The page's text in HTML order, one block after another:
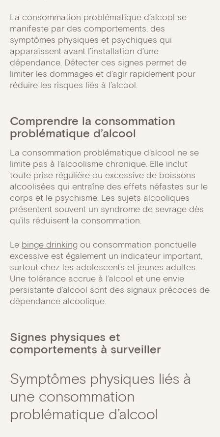
La consommation problématique d’alcool se
manifeste par des comportements, des
symptômes physiques et psychiques qui
apparaissent avant l’installation d’une
dépendance. Détecter ces signes permet de
limiter les dommages et d’agir rapidement pour
réduire les risques liés à l’alcool.
Comprendre la consommation
problématique d’alcool
La consommation problématique d’alcool ne se
limite pas à l’alcoolisme chronique. Elle inclut
toute prise régulière ou excessive de boissons
alcoolisées qui entraîne des effets néfastes sur le
corps et le psychisme. Les sujets alcooliques
présentent souvent un syndrome de sevrage dès
qu’ils réduisent la consommation.
Le binge drinking ou consommation ponctuelle
excessive est également un indicateur important,
surtout chez les adolescents et jeunes adultes.
Une tolérance accrue à l’alcool et une envie
persistante d’alcool sont des signaux précoces de
dépendance alcoolique.
Signes physiques et
comportements à surveiller
Symptômes physiques liés à
une consommation
problématique d’alcool